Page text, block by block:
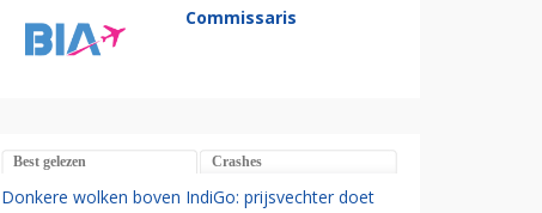
Commissaris
Best gelezen Crashes
Donkere wolken boven IndiGo: prijsvechter doet